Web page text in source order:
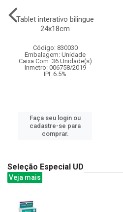
Tablet interativo bilingue
24x18cm
Código: 830030
Embalagem: Unidade
Caixa Com: 36 Unidade(s)
Inmetro: 006758/2019
IPI: 6.5%
Faça seu login ou
cadastre-se para
comprar.
Seleção Especial UD
Veja mais